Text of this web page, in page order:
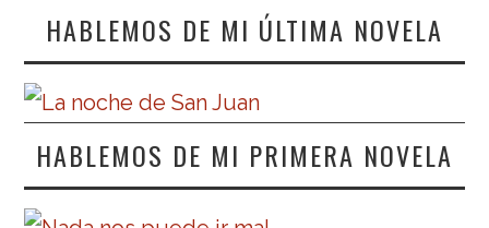
HABLEMOS DE MI ÚLTIMA NOVELA
HABLEMOS DE MI PRIMERA NOVELA